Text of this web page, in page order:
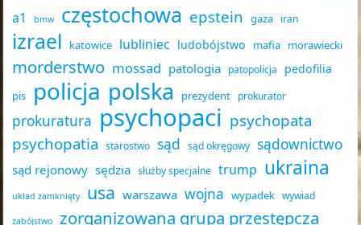
a1 bmw częstochowa epstein gaza iran
izrael katowice lubliniec ludobójstwo mafia morawiecki
morderstwo mossad patologia patopolicja pedofilia
pis policja polska prezydent prokurator
prokuratura psychopaci psychopata
psychopatia
starostwo sąd sąd okręgowy sądownictwo
sąd rejonowy sędzia służby specjalne trump ukraina
układ zamknięty usa warszawa wojna wypadek wywiad
zabójstwo zorganizowana grupa przestępcza